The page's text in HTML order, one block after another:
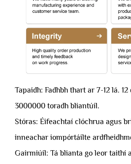
Tapaidh: Fadhbh thart ar 7-12 lá.
3000000 toradh bliantúil.
Stóras: Éifeachtaí clóchrua agus
inneachar iompórtáilte
Gairmiúil: Tá blianta go leor taithí